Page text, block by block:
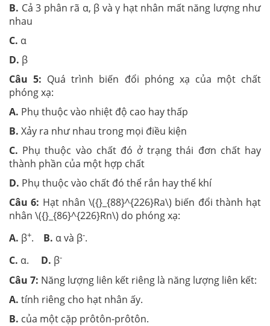
B. Cả 3 phân rã α, β và γ hạt nhân mất năng lượng như
nhau
C. α
D. β
Câu 5: Quá trình biến đổi phóng xạ của một chất
phóng xạ:
A. Phụ thuộc vào nhiệt độ cao hay thấp
B. Xảy ra như nhau trong mọi điều kiện
C. Phụ thuộc vào chất đó ở trạng thái đơn chất hay
thành phần của một hợp chất
D. Phụ thuộc vào chất đó thể rắn hay thể khí
Câu 6: Hạt nhân \({}_{88}^{226}Ra\) biến đổi thành hạt
nhân \({}_{86}^{226}Rn\) do phóng xạ:
A. β+. B. α và β-.
C. α. D. β-
Câu 7: Năng lượng liên kết riêng là năng lượng liên kết:
A. tính riêng cho hạt nhân ấy.
B. của một cặp prôtôn-prôtôn.